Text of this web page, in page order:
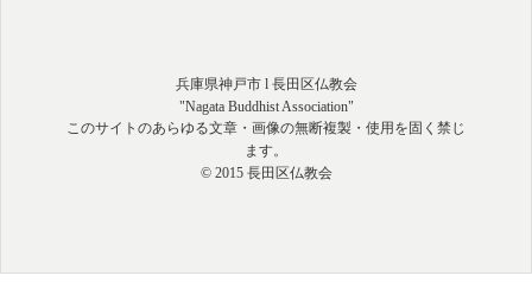
兵庫県神戸市 l 長田区仏教会
"Nagata Buddhist Association"
このサイトのあらゆる文章・画像の無断複製・使用を固く禁じ
ます。
© 2015 長田区仏教会